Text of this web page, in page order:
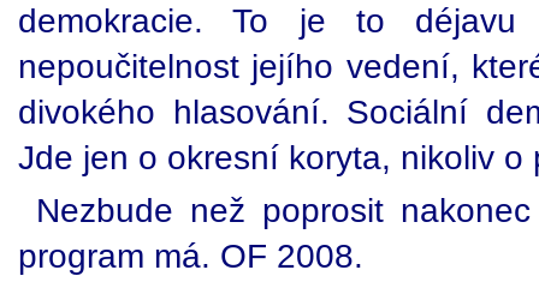
demokracie. To je to déjavu
nepoučitelnost jejího vedení,
divokého hlasování. Sociální
Jde jen o okresní koryta, nikoliv o
Nezbude než poprosit
program má. OF 2008.